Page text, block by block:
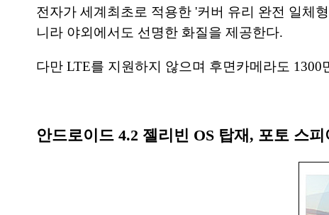
전자가 세계최초로 적용한 '커버 유리 완전 일체
니라 야외에서도 선명한 화질을 제공한다.
다만 LTE를 지원하지 않으며 후면카메라도
안드로이드 4.2 젤리빈 OS 탑재, 포토 스